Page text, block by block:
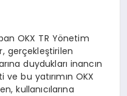
OKX TR Yönetim
gerçekleştirilen
duydukları inancın
bu yatırımın OKX
kullanıcılarına